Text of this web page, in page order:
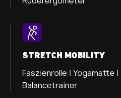
STRETCH MOBILITY
Faszienrolle | Yogamatte |
Balancetrainer